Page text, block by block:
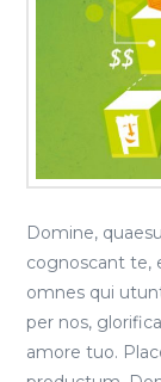
Domine,
cognoscant te,
omnes qui
per nos,
amore tuo.